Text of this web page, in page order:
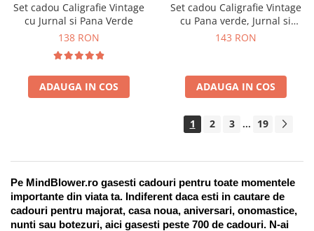
Set cadou Caligrafie Vintage
cu Jurnal si Pana Verde
138 RON
ADAUGA IN COS
Set cadou Caligrafie Vintage
cu Pana verde, Jurnal si
Suport pentru stilou, 9 piese
143 RON
ADAUGA IN COS
1 2 3 ... 19
Pe MindBlower.ro gasesti cadouri pentru toate momentele
importante din viata ta. Indiferent daca esti in cautare de
cadouri pentru majorat, casa noua, aniversari, onomastice,
nunti sau botezuri, aici gasesti peste 700 de cadouri. N-ai